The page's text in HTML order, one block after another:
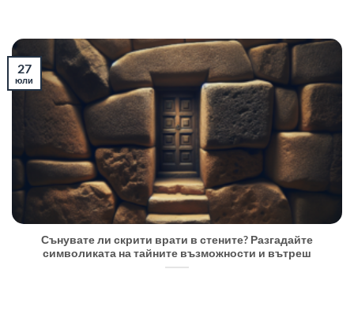
Сънувате ли скрити врати в стените? Разгадайте
символиката на тайните възможности и вътреш
27
юли